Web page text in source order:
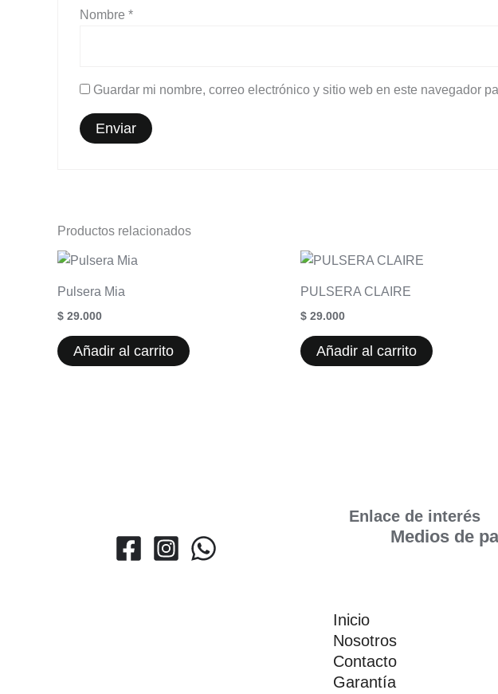
Nombre *
Guardar mi nombre, correo electrónico y sitio web en este navegador
Productos relacionados
Pulsera Mia
$ 29.000
Añadir al carrito
PULSERA CLAIRE
$ 29.000
Añadir al carrito
Enlace de interés
Medios de
Inicio
Nosotros
Contacto
Garantía